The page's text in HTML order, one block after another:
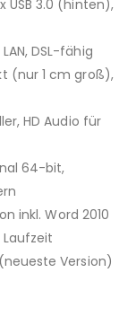
USB 3.0 (hinten),
DSL-fähig
(nur 1 cm groß),
HD Audio für
64-bit,
inkl. Word 2010
Version)